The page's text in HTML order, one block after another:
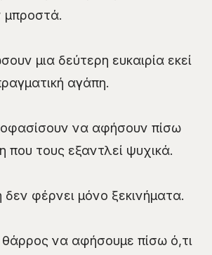
μια δεύτερη ευκαιρία εκεί
αγάπη.
να αφήσουν πίσω
που τους εξαντλεί ψυχικά.
φέρνει μόνο ξεκινήματα.
θάρρος να αφήσουμε πίσω ό,τι